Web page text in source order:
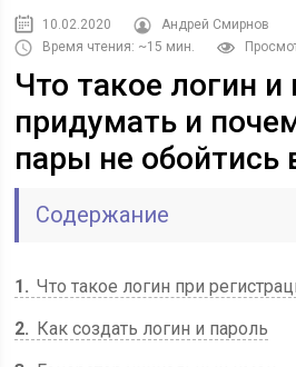
10.02.2020
Андрей Смирнов
Время чтения: ~15 мин.
Что такое логин и
придумать и
пары не обойтись
Содержание
1
Что такое логин при
2
Как создать логин и пароль